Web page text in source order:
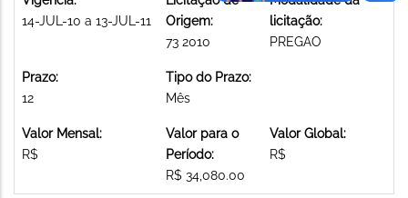
14-JUL-10 a 13-JUL-11
Origem:
73 2010
licitação:
PREGAO
Prazo:
12
Tipo do Prazo:
Mês
Valor Mensal:
R$
Valor para o
Período:
R$ 34,080.00
Valor Global:
R$